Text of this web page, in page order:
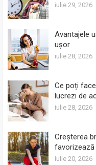
iulie 29, 2026
Avantajele
ușor
iulie 28, 2026
Ce poți
lucrezi de
iulie 28, 2026
Creșterea
iulie 20, 2026